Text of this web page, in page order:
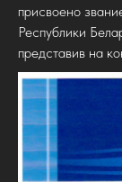
присвоено
Республики
представив на